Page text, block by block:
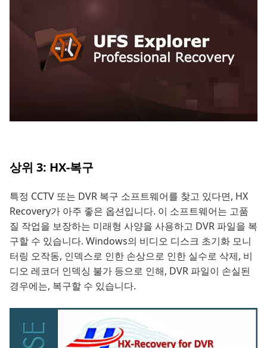
상위 3: HX-복구
특정 CCTV 또는 DVR 복구 소프트웨어를 찾고 있다면, HX
Recovery가 아주 좋은 옵션입니다. 이 소프트웨어는 고품
질 작업을 보장하는 미래형 사양을 사용하고 DVR 파일을 복
구할 수 있습니다. Windows의 비디오 디스크 초기화 모니
터링 오작동, 인덱스로 인한 손상으로 인한 실수로 삭제, 비
디오 레코더 인덱싱 불가 등으로 인해, DVR 파일이 손실된
경우에는, 복구할 수 있습니다.